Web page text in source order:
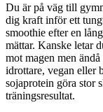
Du är på väg till
dig kraft inför ett
smoothie efter en
mättar. Kanske letar
mot magen men
idrottare, vegan eller
sojaprotein göra stor
träningsresultat.